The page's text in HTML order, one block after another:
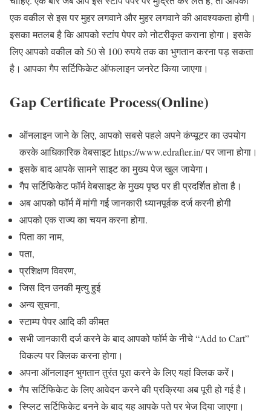
एक वकील से इस पर मुहर लगवाने और मुहर लगवाने की आवश्यकता होगी।
इसका मतलब है कि आपको स्टांप पेपर को नोटरीकृत कराना होगा। इसके
लिए आपको वकील को 50 से 100 रुपये तक का भुगतान करना पड़ सकता
है। आपका गैप सर्टिफिकेट ऑफलाइन जनरेट किया जाएगा।
Gap Certificate Process(Online)
ऑनलाइन जाने के लिए, आपको सबसे पहले अपने कंप्यूटर का उपयोग
करके आधिकारिक वेबसाइट https://www.edrafter.in/ पर जाना होगा।
इसके बाद आपके सामने साइट का मुख्य पेज खुल जायेगा।
गैप सर्टिफिकेट फॉर्म वेबसाइट के मुख्य पृष्ठ पर ही प्रदर्शित होता है।
अब आपको फॉर्म में मांगी गई जानकारी ध्यानपूर्वक दर्ज करनी होगी
आपको एक राज्य का चयन करना होगा.
पिता का नाम,
पता,
प्रशिक्षण विवरण,
जिस दिन उनकी मृत्यु हुई
अन्य सूचना,
स्टाम्प पेपर आदि की कीमत
सभी जानकारी दर्ज करने के बाद आपको फॉर्म के नीचे “Add to Cart”
विकल्प पर क्लिक करना होगा।
अपना ऑनलाइन भुगतान तुरंत पूरा करने के लिए यहां क्लिक करें।
गैप सर्टिफिकेट के लिए आवेदन करने की प्रक्रिया अब पूरी हो गई है।
स्प्लिट सर्टिफिकेट बनने के बाद यह आपके पते पर भेज दिया जाएगा।